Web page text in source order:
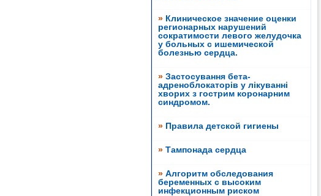
» Клиническое значение оценки
регионарных нарушений
сократимости левого желудочка
у больных c ишемической
болезнью сердца.
» Застосування бета-
адреноблокаторів у лікуванні
хворих з гострим коронарним
синдромом.
» Правила детской гигиены
» Тампонада сердца
» Алгоритм обследования
беременных с высоким
инфекционным риском